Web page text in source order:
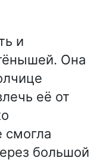
и
Она
её от
смогла
большой